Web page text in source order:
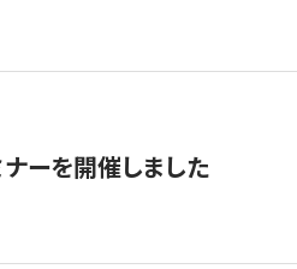
ーを開催しました